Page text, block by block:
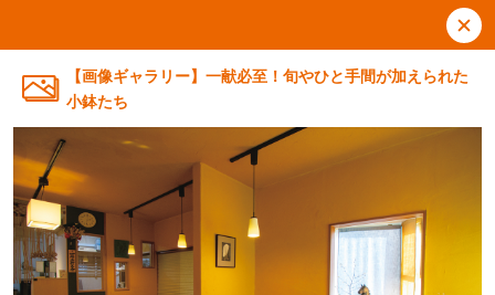
【画像ギャラリー】一献必至！旬やひと手間が加えられた
小鉢たち